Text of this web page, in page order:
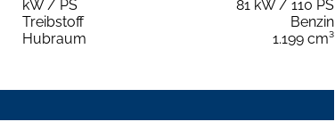
kW / PS
81 kW / 110 PS
Treibstoff
Benzin
Hubraum
1.199 cm³